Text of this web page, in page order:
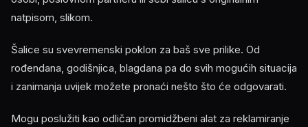
natpisom, slikom.
Šalice su svevremenski poklon za baš sve prilike. Od
rođendana, godišnjica, blagdana pa do svih mogućih situacija
i zanimanja uvijek možete pronaći nešto što će odgovarati.
Mogu poslužiti kao odličan promidžbeni alat za reklamiranje